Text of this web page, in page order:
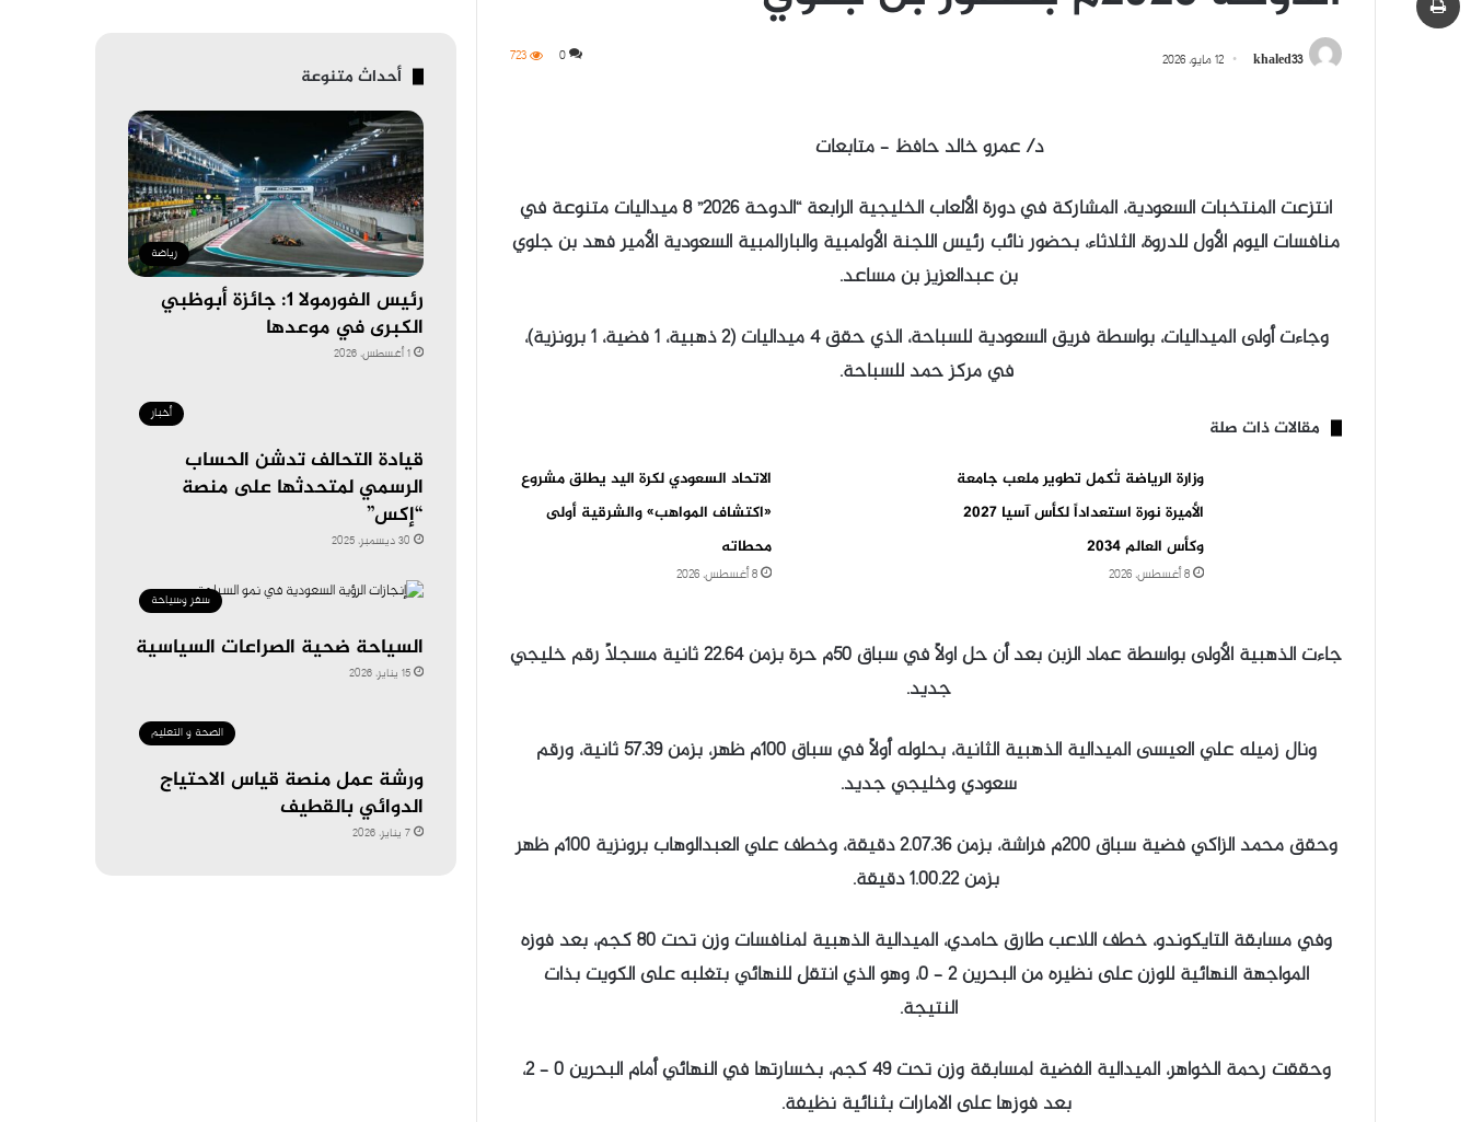
khaled33 12 مايو، 2026 0
723
د/ عمرو خالد حافظ – متابعات
انتزعت المنتخبات السعودية، المشاركة في دورة الألعاب الخليجية الرابعة “الدوحة 2026” 8 ميداليات متنوعة في
منافسات اليوم الأول للدروة، الثلاثاء، بحضور نائب رئيس اللجنة الأولمبية والبارالمبية السعودية الأمير فهد بن جلوي
بن عبدالعزيز بن مساعد.
وجاءت أولى الميداليات، بواسطة فريق السعودية للسباحة، الذي حقق 4 ميداليات (2 ذهبية، 1 فضية، 1 برونزية)،
في مركز حمد للسباحة.
مقالات ذات صلة
وزارة الرياضة تُكمل تطوير ملعب جامعة
الأميرة نورة استعداداً لكأس آسيا 2027
وكأس العالم 2034
8 أغسطس، 2026
الاتحاد السعودي لكرة اليد يطلق مشروع
«اكتشاف المواهب» والشرقية أولى
محطاته
8 أغسطس، 2026
جاءت الذهبية الأولى بواسطة عماد الزبن بعد أن حل اولاً في سباق 50م حرة بزمن 22.64 ثانية مسجلاً رقم خليجي
جديد.
ونال زميله علي العيسى الميدالية الذهبية الثانية، بحلوله أولاً في سباق 100م ظهر، بزمن 57.39 ثانية، ورقم
سعودي وخليجي جديد.
وحقق محمد الزاكي فضية سباق 200م فراشة، بزمن 2.07.36 دقيقة، وخطف علي العبدالوهاب برونزية 100م ظهر
بزمن 1.00.22 دقيقة.
وفي مسابقة التايكوندو، خطف اللاعب طارق حامدي، الميدالية الذهبية لمنافسات وزن تحت 80 كجم، بعد فوزه
المواجهة النهائية للوزن على نظيره من البحرين 2 – 0، وهو الذي انتقل للنهائي بتغلبه على الكويت بذات
النتيجة.
وحققت رحمة الخواهر، الميدالية الفضية لمسابقة وزن تحت 49 كجم، بخسارتها في النهائي أمام البحرين 0 – 2،
بعد فوزها على الامارات بثنائية نظيفة.
أحداث متنوعة
رياضة
رئيس الفورمولا 1: جائزة أبوظبي
الكبرى في موعدها
1 أغسطس، 2026
أخبار
قيادة التحالف تدشن الحساب
الرسمي لمتحدثها على منصة
“إكس”
30 ديسمبر، 2025
سفر وسياحة
السياحة ضحية الصراعات السياسية
15 يناير، 2026
الصحة و التعليم
ورشة عمل منصة قياس الاحتياج
الدوائي بالقطيف
7 يناير، 2026